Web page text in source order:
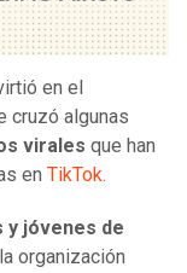
en el
cruzó algunas
virales que han
en TikTok.
y jóvenes de
organización